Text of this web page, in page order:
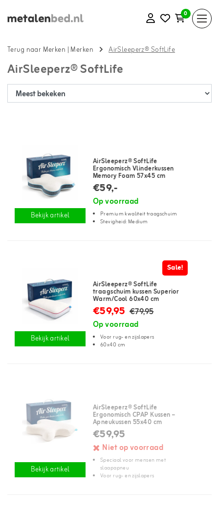
0
Terug naar Merken | Merken AirSleeperz® SoftLife
AirSleeperz® SoftLife
Bekijk artikel
AirSleeperz® SoftLife
Ergonomisch Vlinderkussen
Memory Foam 57x45 cm
€59,-
Op voorraad
Premium kwaliteit traagschuim
Stevigheid: Medium
Bekijk artikel
Sale!
AirSleeperz® SoftLife
traagschuim kussen Superior
Warm/Cool 60x40 cm
€59,95 €79,95
Op voorraad
Voor rug- en zijslapers
60x40 cm
Bekijk artikel
AirSleeperz® SoftLife
Ergonomisch CPAP Kussen –
Apneukussen 55x40 cm
€59,95
Niet op voorraad
Speciaal voor mensen met
slaapapneu
Voor rug- en zijslapers